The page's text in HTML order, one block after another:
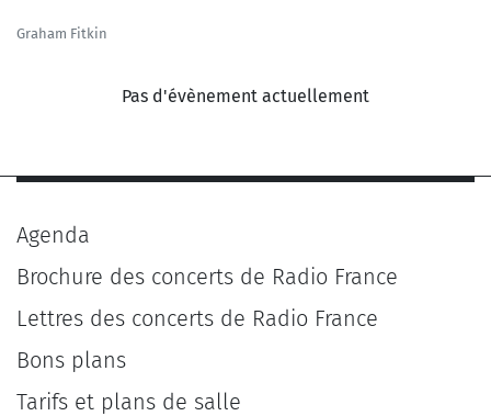
Graham Fitkin
Pas d'évènement actuellement
Agenda
Brochure des concerts de Radio France
Lettres des concerts de Radio France
Bons plans
Tarifs et plans de salle